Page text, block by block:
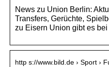
News zu Union Berlin:
Transfers, Gerüchte,
zu Eisern Union gibt es
http s://www.bild.de › Sport ›